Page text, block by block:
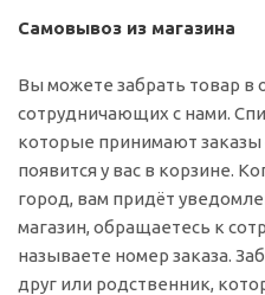
Самовывоз из магазина
Вы можете забрать товар в
сотрудничающих с нами.
которые принимают
появится у вас в корзине.
город, вам придёт
магазин, обращаетесь к
называете номер заказа.
друг или родственник,